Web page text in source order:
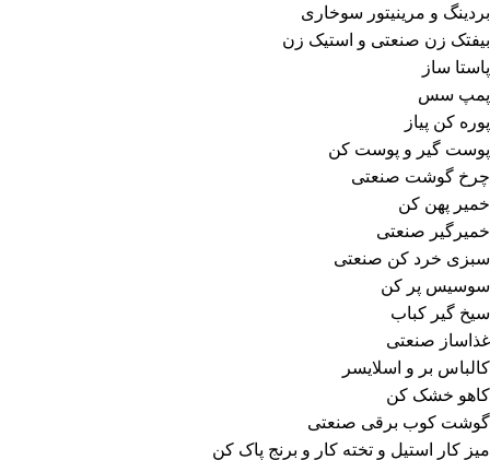
بردینگ و مرینیتور سوخاری
بیفتک زن صنعتی و استیک زن
پاستا ساز
پمپ سس
پوره کن پیاز
پوست گیر و پوست کن
چرخ گوشت صنعتی
خمیر پهن کن
خمیرگیر صنعتی
سبزی خرد کن صنعتی
سوسیس پر کن
سیخ گیر کباب
غذاساز صنعتی
کالباس بر و اسلایسر
کاهو خشک کن
گوشت کوب برقی صنعتی
میز کار استیل و تخته کار و برنج پاک کن